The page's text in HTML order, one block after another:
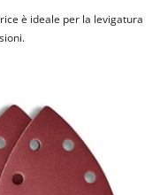
è ideale per la levigatura